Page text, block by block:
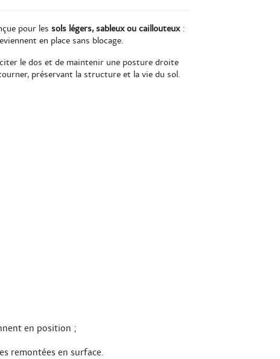
pour les sols légers, sableux ou caillouteux:
en place sans blocage.
le dos et de maintenir une posture droite
préservant la structure et la vie du sol.
en position ;
remontées en surface.